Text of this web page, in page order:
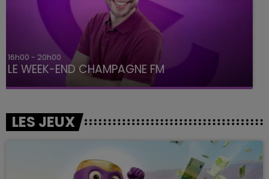
7h00 - 12h00
LE WEEK-END CHAMPAGNE FM
LES JEUX